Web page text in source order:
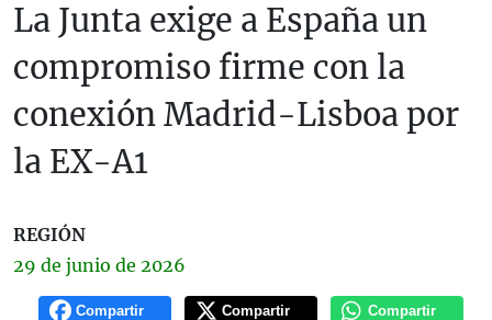
La Junta exige a España un
compromiso firme con la
conexión Madrid-Lisboa por
la EX-A1
REGIÓN
29 de junio de 2026
Compartir Compartir Compartir